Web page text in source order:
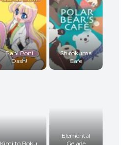
Pani Poni
Dash!
Shirokuma
Cafe
Kimi to Boku.
Elemental
Gelade